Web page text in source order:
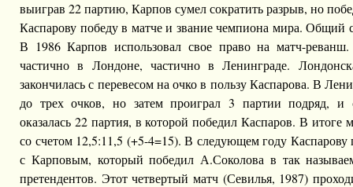
выиграв 22 партию, Карпов сумел сократить разрыв, но
Каспарову победу в матче и звание чемпиона мира. Общий
В 1986 Карпов использовал свое право на матч-
частично в Лондоне, частично в Ленинграде.
закончилась с перевесом на очко в пользу Каспарова. В
до трех очков, но затем проиграл 3 партии подряд, и
оказалась 22 партия, в которой победил Каспаров. В итоге
со счетом 12,5:11,5 (+5-4=15). В следующем году Каспарову
с Карповым, который победил А.Соколова в так
претендентов. Этот четвертый матч (Севилья, 1987)